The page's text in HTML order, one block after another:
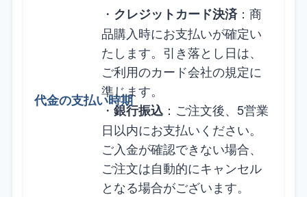
・ クレジットカード決済：商
品購入時にお支払いが確定い
たします。引き落とし日は、
ご利用のカード会社の規定に
準じます。
・銀行振込 ：ご注文後、5営業
日以内にお支払いください。
ご入金が確認できない場合、
ご注文は自動的にキャンセル
となる場合がございます。